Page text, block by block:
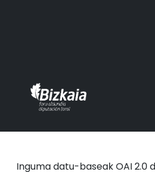
Inguma datu-baseak OAI 2.0